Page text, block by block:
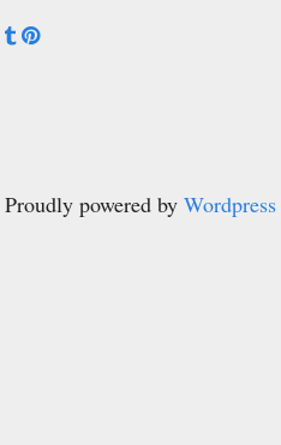
Proudly powered by Wordpress